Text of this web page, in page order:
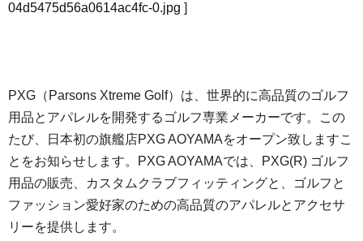
04d5475d56a0614ac4fc-0.jpg ]
PXG（Parsons Xtreme Golf）は、世界的に高品質のゴルフ
用品とアパレルを開発するゴルフ専業メーカーです。この
たび、日本初の旗艦店PXG AOYAMAをオープン致しますこ
とをお知らせします。PXG AOYAMAでは、PXG(R) ゴルフ
用品の販売、カスタムクラブフィッティングと、ゴルフと
ファッション愛好家のための高品質のアパレルとアクセサ
リーを提供します。